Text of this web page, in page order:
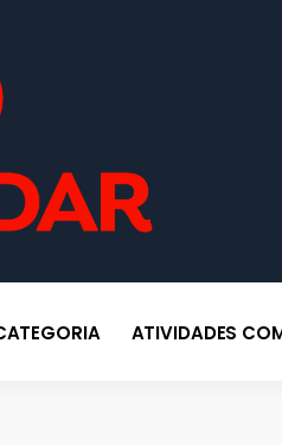
ATIVIDADES